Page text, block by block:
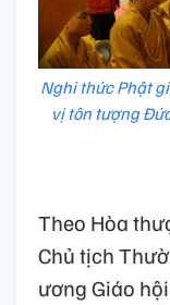
Nghi thức Phật
vị tôn tượng
Theo Hòa
Chủ tịch
ương Giáo